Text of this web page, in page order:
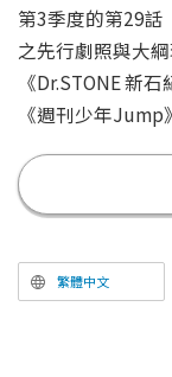
第3季度的第29話
之先行劇照與大
《Dr.STONE 新
《週刊少年
hi）的動畫系列
腦的科學少年・
量挑戰各種難關
019年的第1季開
繁體中文